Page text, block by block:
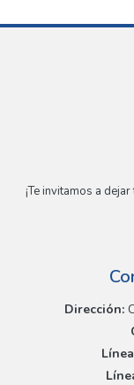
¡Te invitamos a
Dirección: